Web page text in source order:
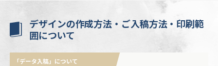
デザインの作成方法・ご入稿方法・印刷範
囲について
「データ入稿」について